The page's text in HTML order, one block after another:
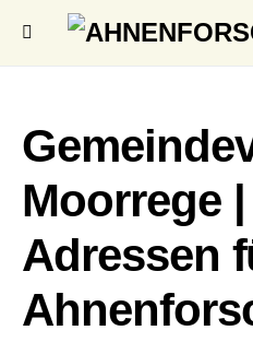
Moorrege
Adressen